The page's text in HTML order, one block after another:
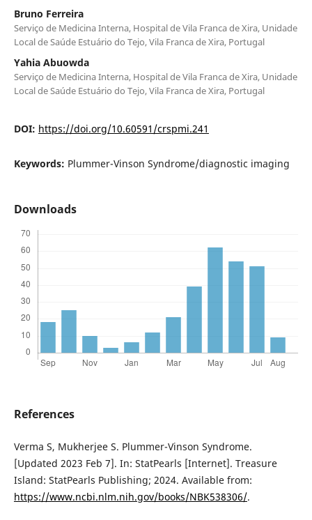
Bruno Ferreira
Serviço de Medicina Interna, Hospital de Vila Franca de Xira, Unidade
Local de Saúde Estuário do Tejo, Vila Franca de Xira, Portugal
Yahia Abuowda
Serviço de Medicina Interna, Hospital de Vila Franca de Xira, Unidade
Local de Saúde Estuário do Tejo, Vila Franca de Xira, Portugal
DOI: https://doi.org/10.60591/crspmi.241
Keywords: Plummer-Vinson Syndrome/diagnostic imaging
Downloads
References
Verma S, Mukherjee S. Plummer-Vinson Syndrome.
[Updated 2023 Feb 7]. In: StatPearls [Internet]. Treasure
Island: StatPearls Publishing; 2024. Available from:
https://www.ncbi.nlm.nih.gov/books/NBK538306/.